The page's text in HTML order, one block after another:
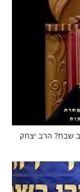
שבת? הרב יצחק